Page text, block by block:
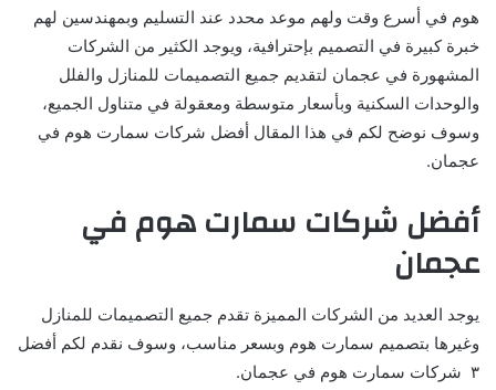
هوم في أسرع وقت ولهم موعد محدد عند التسليم وبمهندسين لهم
خبرة كبيرة في التصميم بإحترافية، ويوجد الكثير من الشركات
المشهورة في عجمان لتقديم جميع التصميمات للمنازل والفلل
والوحدات السكنية وبأسعار متوسطة ومعقولة في متناول الجميع،
وسوف نوضح لكم في هذا المقال أفضل شركات سمارت هوم في
عجمان.
أفضل شركات سمارت هوم في
عجمان
يوجد العديد من الشركات المميزة تقدم جميع التصميمات للمنازل
وغيرها بتصميم سمارت هوم وبسعر مناسب، وسوف نقدم لكم أفضل
٣ شركات سمارت هوم في عجمان.